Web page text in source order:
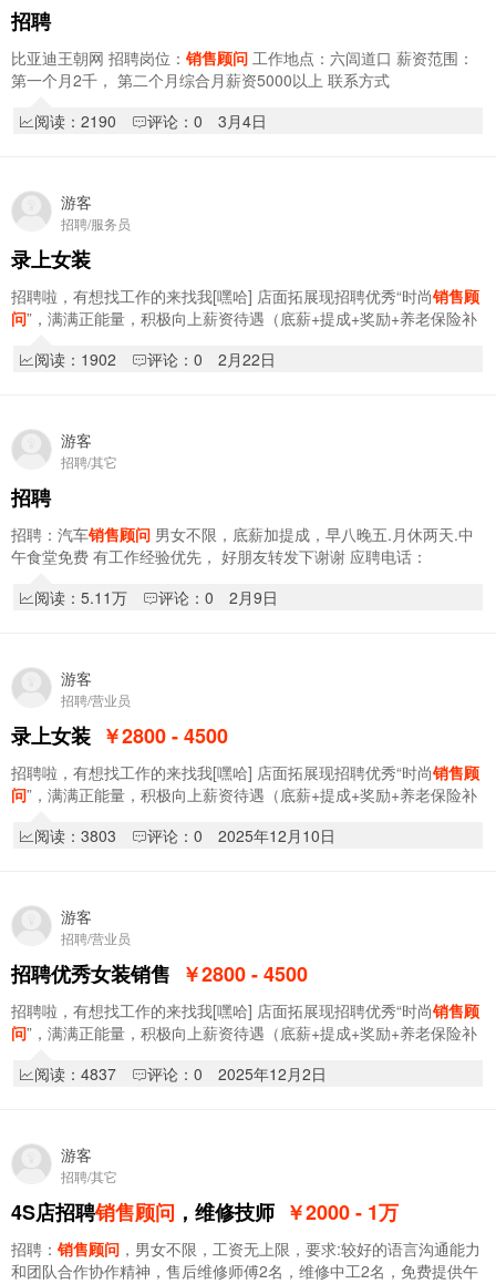
招聘
比亚迪王朝网 招聘岗位： 销售顾问 工作地点：六闾道口 薪资范围：
第一个月2千， 第二个月综合月薪资5000以上 联系方式
阅读：2190
评论：0 3月4日
游客
招聘/服务员
录上女装
招聘啦，有想找工作的来找我[嘿哈] 店面拓展现招聘优秀“时尚销售顾
问”，满满正能量，积极向上薪资待遇（底薪+提成+奖励+养老保险补
阅读：1902
评论：0 2月22日
游客
招聘/其它
招聘
招聘：汽车销售顾问 男女不限，底薪加提成，早八晚五.月休两天.中
午食堂免费 有工作经验优先， 好朋友转发下谢谢 应聘电话：
阅读：5.11万
评论：0 2月9日
游客
招聘/营业员
录上女装 ￥2800 - 4500
招聘啦，有想找工作的来找我[嘿哈] 店面拓展现招聘优秀“时尚销售顾
问”，满满正能量，积极向上薪资待遇（底薪+提成+奖励+养老保险补
阅读：3803
评论：0 2025年12月10日
游客
招聘/营业员
招聘优秀女装销售 ￥2800 - 4500
招聘啦，有想找工作的来找我[嘿哈] 店面拓展现招聘优秀“时尚销售顾
问”，满满正能量，积极向上薪资待遇（底薪+提成+奖励+养老保险补
阅读：4837
评论：0 2025年12月2日
游客
招聘/其它
4S店招聘销售顾问 ，维修技师 ￥2000 - 1万
招聘： 销售顾问 ，男女不限，工资无上限，要求:较好的语言沟通能力
和团队合作协作精神，售后维修师傅2名，维修中工2名，免费提供午